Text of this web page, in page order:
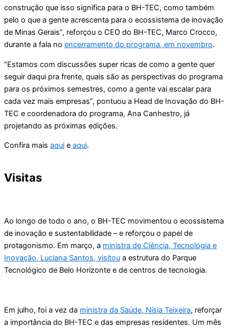
construção que isso significa para o BH-TEC, como também
pelo o que a gente acrescenta para o ecossistema de inovação
de Minas Gerais”, reforçou o CEO do BH-TEC, Marco Crocco,
durante a fala no encerramento do programa, em novembro.
“Estamos com discussões super ricas de como a gente quer
seguir daqui pra frente, quais são as perspectivas do programa
para os próximos semestres, como a gente vai escalar para
cada vez mais empresas”, pontuou a Head de Inovação do BH-
TEC e coordenadora do programa, Ana Canhestro, já
projetando as próximas edições.
Confira mais aqui e aqui.
Visitas
Ao longo de todo o ano, o BH-TEC movimentou o ecossistema
de inovação e sustentabilidade – e reforçou o papel de
protagonismo. Em março, a ministra de Ciência, Tecnologia e
Inovação, Luciana Santos, visitou a estrutura do Parque
Tecnológico de Belo Horizonte e de centros de tecnologia.
Em julho, foi a vez da ministra da Saúde, Nísia Teixeira, reforçar
a importância do BH-TEC e das empresas residentes. Um mês